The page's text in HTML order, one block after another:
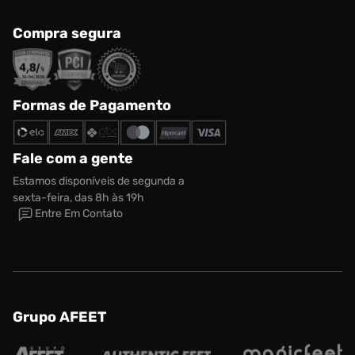
Compra segura
Formas de Pagamento
Fale com a gente
Estamos disponíveis de segunda a
sexta-feira, das 8h às 19h
Entre Em Contato
Grupo AFEET